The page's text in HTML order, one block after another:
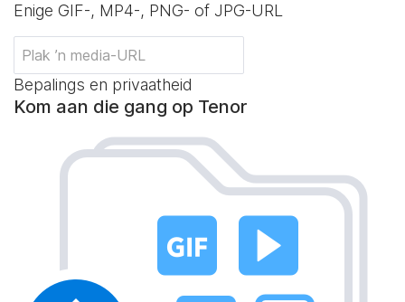
Enige GIF-, MP4-, PNG- of JPG-URL
Bepalings en privaatheid
Kom aan die gang op Tenor